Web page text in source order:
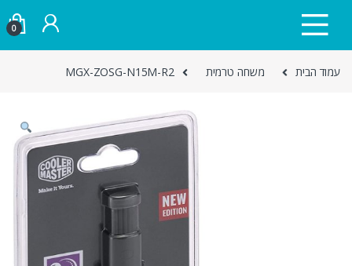
0
עמוד הבית משחה טרמית MGX-ZOSG-N15M-R2